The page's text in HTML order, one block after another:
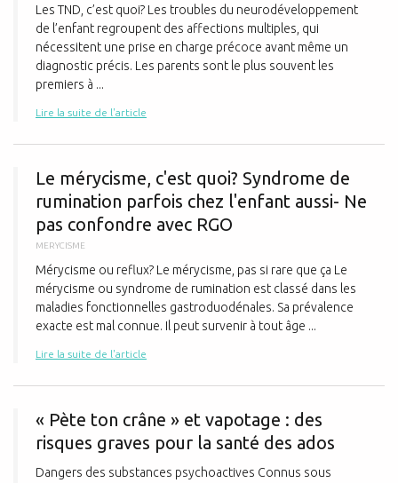
Les TND, c’est quoi? Les troubles du neurodéveloppement
de l’enfant regroupent des affections multiples, qui
nécessitent une prise en charge précoce avant même un
diagnostic précis. Les parents sont le plus souvent les
premiers à ...
Lire la suite de l'article
Le mérycisme, c'est quoi? Syndrome de
rumination parfois chez l'enfant aussi- Ne
pas confondre avec RGO
MERYCISME
Mérycisme ou reflux? Le mérycisme, pas si rare que ça Le
mérycisme ou syndrome de rumination est classé dans les
maladies fonctionnelles gastroduodénales. Sa prévalence
exacte est mal connue. Il peut survenir à tout âge ...
Lire la suite de l'article
« Pète ton crâne » et vapotage : des
risques graves pour la santé des ados
Dangers des substances psychoactives Connus sous